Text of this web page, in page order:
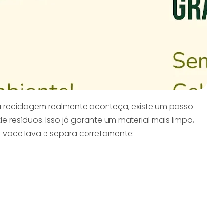
realmente aconteça, existe um passo
resíduos. Isso já garante um material mais limpo,
lava e separa corretamente: